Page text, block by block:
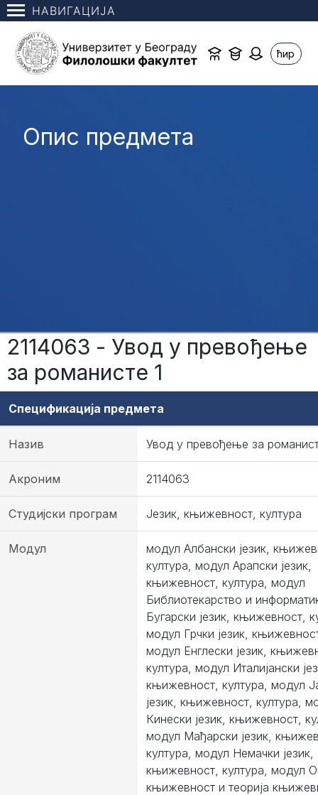
НАВИГАЦИЈА
ћир
Опис предмета
2114063 - Увод у превођење
за романисте 1
Спецификација предмета
Назив Увод у превођење за
Акроним 2114063
Студијски програм Језик, књижевност, култура
Модул
модул Албански језик,
култура, модул Арапски језик,
књижевност, култура, модул
Библиотекарство и
Бугарски језик, књижевност,
модул Грчки језик,
модул Енглески језик,
култура, модул Италијански
књижевност, култура, модул
језик, књижевност, култура,
Кинески језик, књижевност,
модул Мађарски језик,
култура, модул Немачки језик,
књижевност, култура, модул
књижевност и теорија